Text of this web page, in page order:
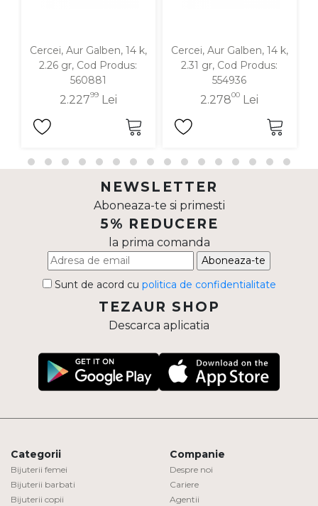
Cercei, Aur Galben, 14 k,
2.26 gr, Cod Produs:
560881
2.22799Lei
Cercei, Aur Galben, 14 k,
2.31 gr, Cod Produs:
554936
2.27800 Lei
NEWSLETTER
Aboneaza-te si primesti
5% REDUCERE
la prima comanda
Aboneaza-te
Sunt de acord cu politica de confidentialitate
TEZAUR SHOP
Descarca aplicatia
Categorii
Bijuterii femei
Bijuterii barbati
Bijuterii copii
Companie
Despre noi
Cariere
Agentii